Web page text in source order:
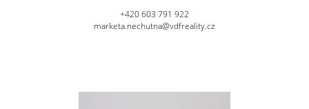
+420 603 791 922
marketa.nechutna@vdfreality.cz